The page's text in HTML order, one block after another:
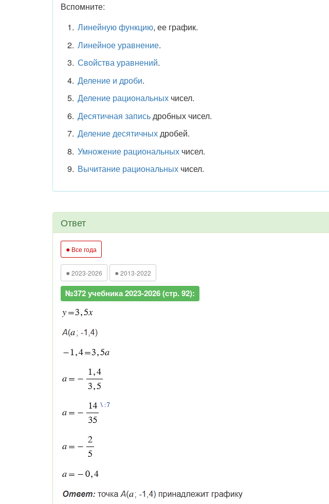
Вспомните:
Линейную функцию, ее график.
Линейное уравнение.
Свойства уравнений.
Деление и дроби.
Деление рациональныхчисел.
Десятичная записьдробных чисел.
Деление десятичныхдробей.
Умножение рациональныхчисел.
Вычитание рациональныхчисел.
Ответ
● Все года
● 2023-2026 ● 2013-2022
№372 учебника 2023-2026 (стр. 92):